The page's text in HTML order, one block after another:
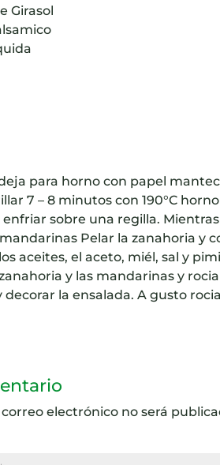
Girasol
para horno con papel
7 – 8 minutos con 190°C
sobre una regilla.
Pelar la zanahoria y
aceites, el aceto, miél, sal y
y las mandarinas y
decorar la ensalada. A gusto
electrónico no será